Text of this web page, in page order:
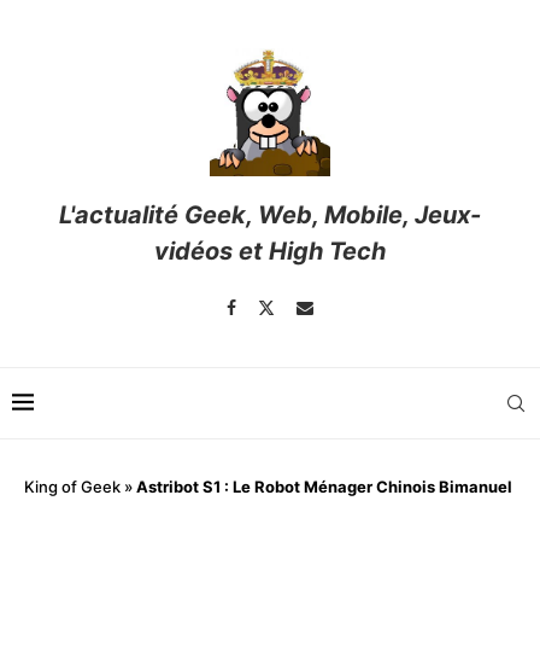
L'actualité Geek, Web, Mobile, Jeux-
vidéos et High Tech
King of Geek »Astribot S1 : Le Robot Ménager Chinois Bimanuel